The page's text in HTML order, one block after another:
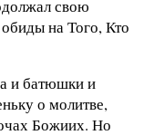
свою
на Того, Кто
и батюшки и
о молитве,
Божиих. Но